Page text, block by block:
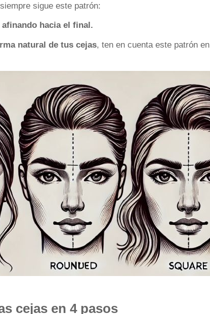
sigue este patrón:
hacia el final.
natural de tus cejas, ten en cuenta este patrón
cejas en 4 pasos